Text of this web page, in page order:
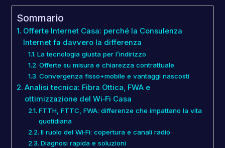
Sommario
Offerte Internet Casa: perché la Consulenza
Internet fa davvero la differenza
La tecnologia giusta per l’indirizzo
Offerte su misura e chiarezza contrattuale
Convergenza fisso+mobile e vantaggi nascosti
Analisi tecnica: Fibra Ottica, FWA e
ottimizzazione del Wi‑Fi Casa
FTTH, FTTC, FWA: differenze che impattano la vita
quotidiana
Il ruolo del Wi‑Fi: copertura e canali radio
Diagnosi rapida e soluzioni